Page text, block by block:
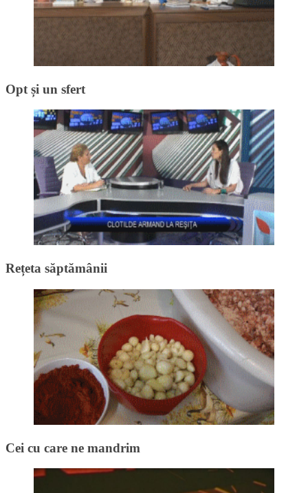
Opt și un sfert
Rețeta săptămânii
Cei cu care ne mandrim